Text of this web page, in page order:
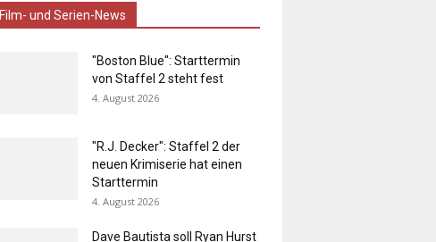
Film- und Serien-News
"Boston Blue": Starttermin
von Staffel 2 steht fest
4. August 2026
"R.J. Decker": Staffel 2 der
neuen Krimiserie hat einen
Starttermin
4. August 2026
Dave Bautista soll Ryan Hurst